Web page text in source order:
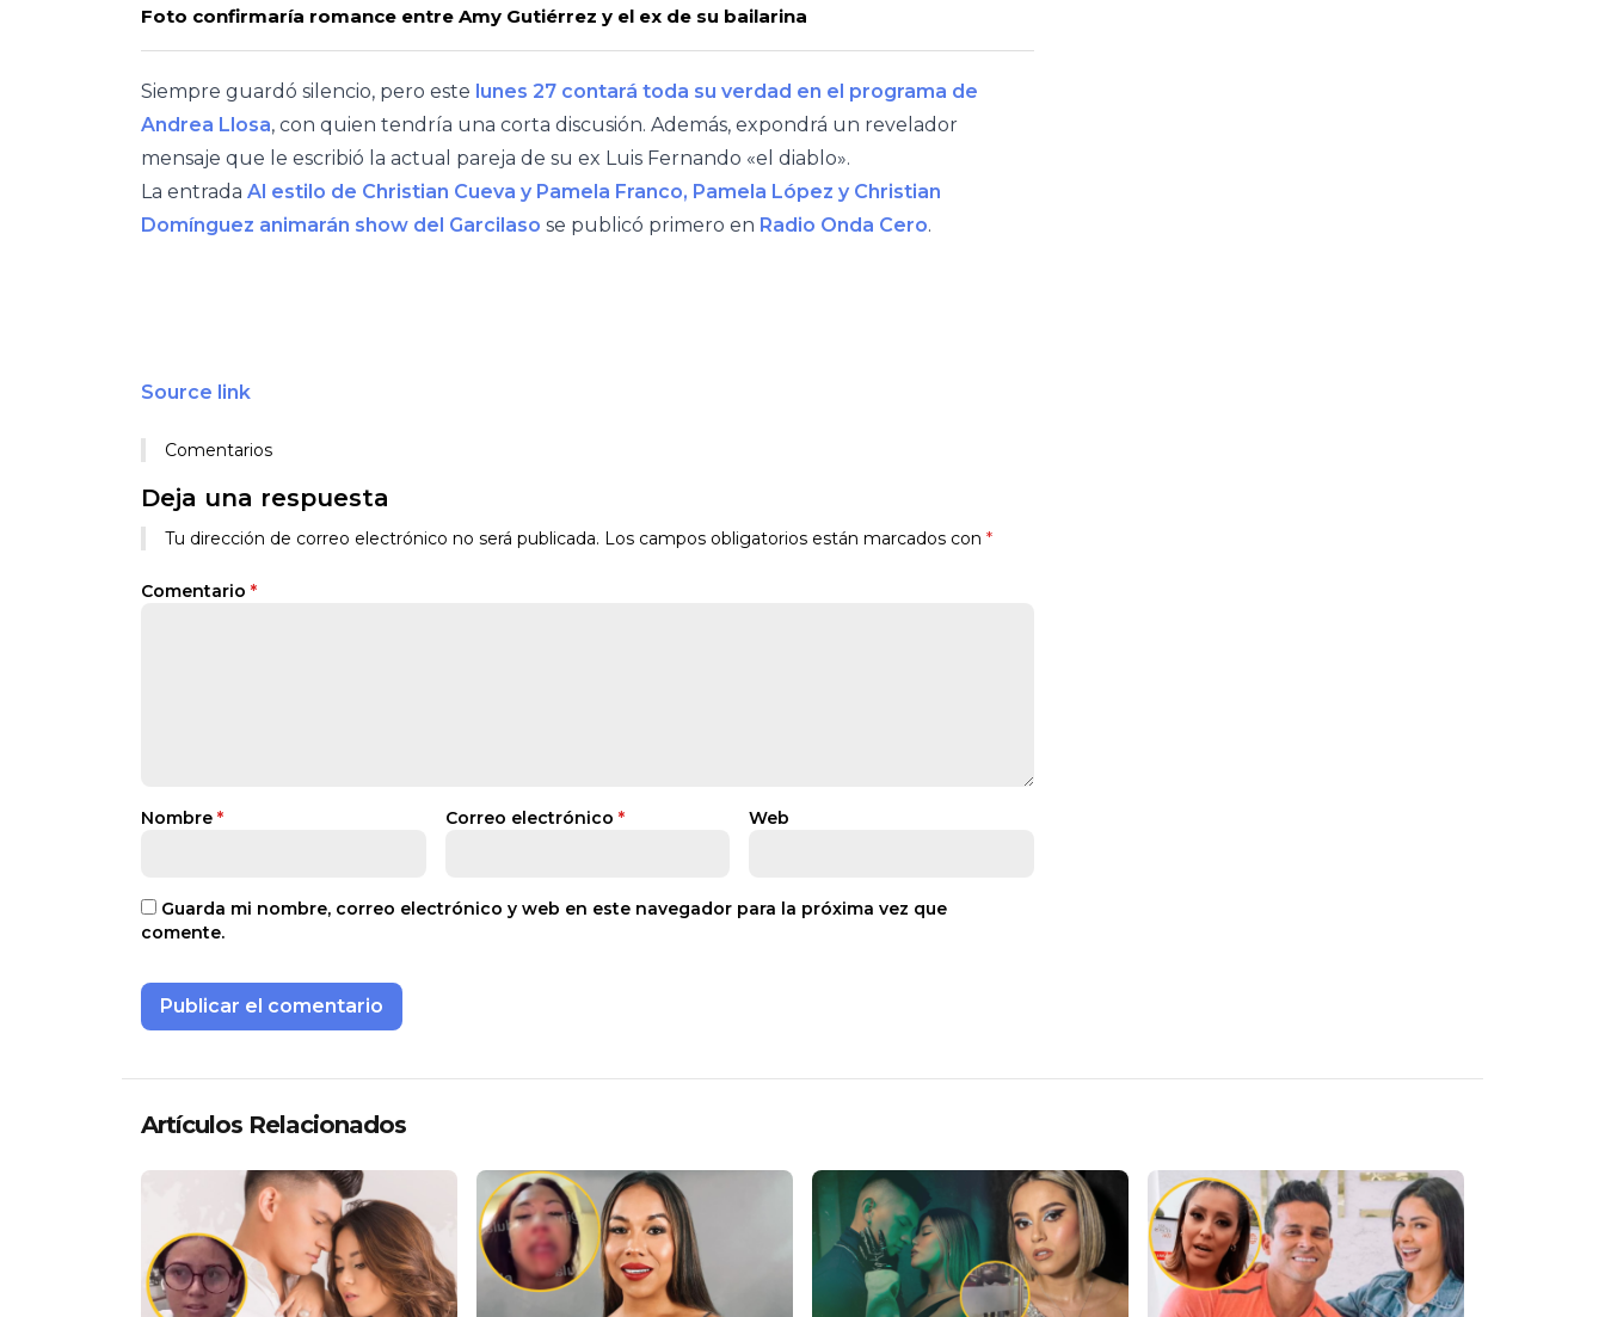
Foto confirmaría romance entre Amy Gutiérrez y el ex de su bailarina
Siempre guardó silencio, pero este lunes 27 contará toda su verdad en el programa de
Andrea Llosa, con quien tendría una corta discusión. Además, expondrá un revelador
mensaje que le escribió la actual pareja de su ex Luis Fernando «el diablo».
La entrada Al estilo de Christian Cueva y Pamela Franco, Pamela López y Christian
Domínguez animarán show del Garcilaso se publicó primero en Radio Onda Cero.
Source link
Comentarios
Deja una respuesta
Tu dirección de correo electrónico no será publicada. Los campos obligatorios están marcados con *
Comentario *
Nombre * Correo electrónico * Web
Guarda mi nombre, correo electrónico y web en este navegador para la próxima vez que
comente.
Artículos Relacionados